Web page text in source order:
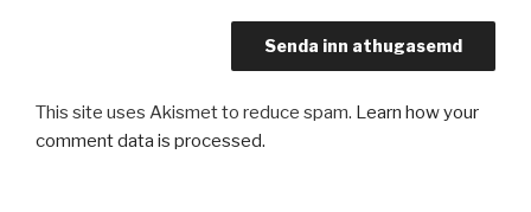
This site uses Akismet to reduce spam. Learn how your
comment data is processed.